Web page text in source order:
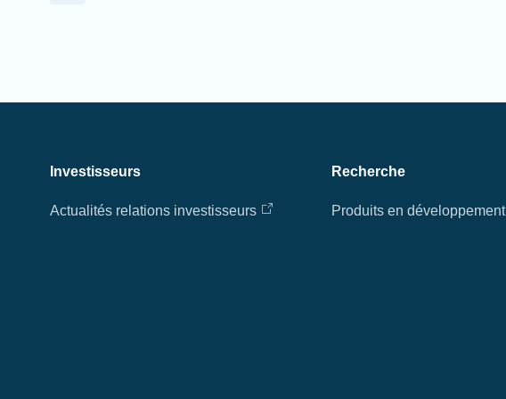
Investisseurs
Actualités relations investisseurs
Recherche
Produits en développement